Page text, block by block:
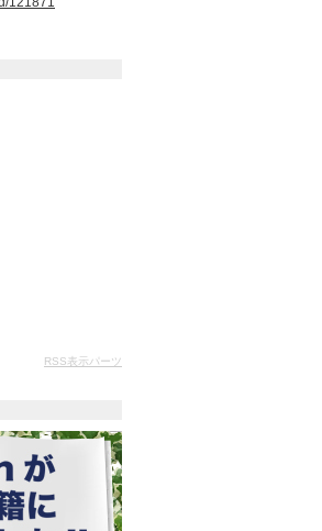
RSS表示パーツ